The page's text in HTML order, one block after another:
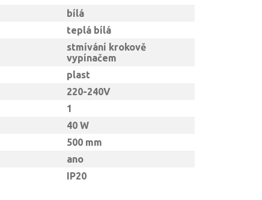
bílá
teplá bílá
stmívání krokově
vypínačem
plast
220-240V
1
40 W
500 mm
ano
IP20